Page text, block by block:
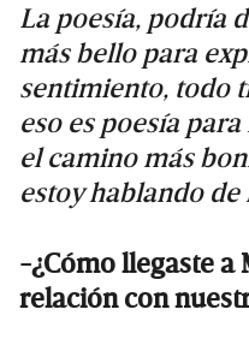
La poesía, podría
más bello para
sentimiento, todo
eso es poesía
el camino más
estoy hablando de
-¿Cómo llegaste a
relación con